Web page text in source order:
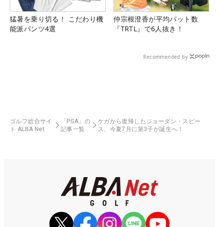
猛暑を乗り切る！ こだわり機
能派パンツ4選
仲宗根澄香が平均パット数
『TRTL』で6人抜き！
Recommended by
ゴルフ総合サイ
ト ALBA Net
「PGA」の
記事一覧
ケガから復帰したジョーダン・スピー
ス、今夏7月に第3子が誕生へ！